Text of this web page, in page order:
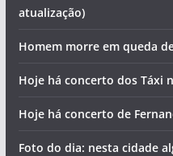
atualização)
Homem morre em queda
Hoje há concerto dos Táxi
Hoje há concerto de
Foto do dia: nesta cidade